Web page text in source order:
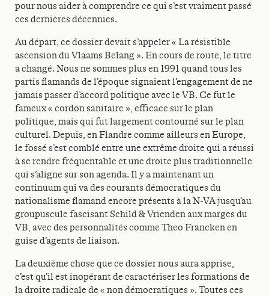
pour nous aider à comprendre ce qui s’est vraiment passé
ces dernières décennies.
Au départ, ce dossier devait s’appeler « La résistible
ascension du Vlaams Belang ». En cours de route, le titre
a changé. Nous ne sommes plus en 1991 quand tous les
partis flamands de l’époque signaient l’engagement de ne
jamais passer d’accord politique avec le VB. Ce fut le
fameux « cordon sanitaire », efficace sur le plan
politique, mais qui fut largement contourné sur le plan
culturel. Depuis, en Flandre comme ailleurs en Europe,
le fossé s’est comblé entre une extrême droite qui a réussi
à se rendre fréquentable et une droite plus traditionnelle
qui s’aligne sur son agenda. Il y a maintenant un
continuum qui va des courants démocratiques du
nationalisme flamand encore présents à la N-VA jusqu’au
groupuscule fascisant Schild & Vrienden aux marges du
VB, avec des personnalités comme Theo Francken en
guise d’agents de liaison.
La deuxième chose que ce dossier nous aura apprise,
c’est qu’il est inopérant de caractériser les formations de
la droite radicale de « non démocratiques ». Toutes ces